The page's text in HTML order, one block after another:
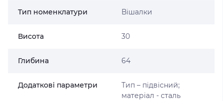
Тип номенклатури Вішалки
Висота 30
Глибина 64
Додаткові параметри
Тип – підвісний;
матеріал - сталь